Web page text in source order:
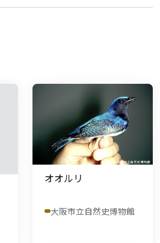
オオルリ
大阪市立自然史博物館